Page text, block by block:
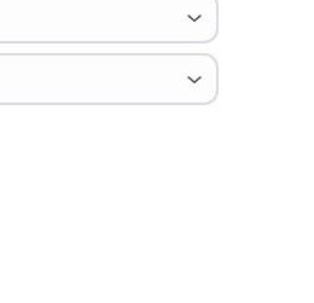
才培育計畫成果簡
網